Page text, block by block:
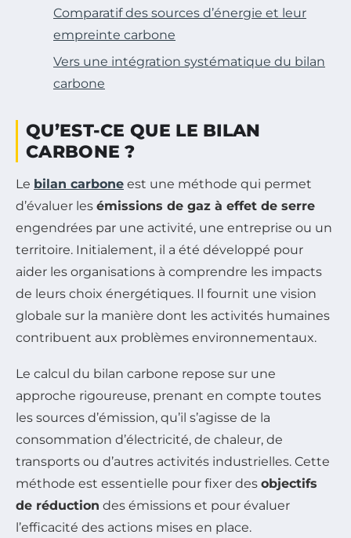
Comparatif des sources d’énergie et leur
empreinte carbone
Vers une intégration systématique du bilan
carbone
QU’EST-CE QUE LE BILAN
CARBONE ?
Le bilan carbone est une méthode qui permet
d’évaluer les émissions de gaz à effet de serre
engendrées par une activité, une entreprise ou un
territoire. Initialement, il a été développé pour
aider les organisations à comprendre les impacts
de leurs choix énergétiques. Il fournit une vision
globale sur la manière dont les activités humaines
contribuent aux problèmes environnementaux.
Le calcul du bilan carbone repose sur une
approche rigoureuse, prenant en compte toutes
les sources d’émission, qu’il s’agisse de la
consommation d’électricité, de chaleur, de
transports ou d’autres activités industrielles. Cette
méthode est essentielle pour fixer des objectifs
de réduction des émissions et pour évaluer
l’efficacité des actions mises en place.